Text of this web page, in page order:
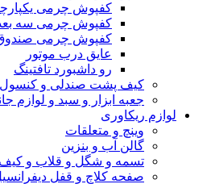
کفپوش چرمی
کفپوش چرمی سه
کفپوش چرمی
عایق درب موتور
رو داشبورد تافتینگ
کیف پشت صندلی و کنسول
جعبه ابزار و سبد و لوازم
لوازم ریکاوری
وینچ و متعلقات
گالن آب و بنزین
تسمه و شگل و قلاب و کیف
صفحه کلاچ و قفل